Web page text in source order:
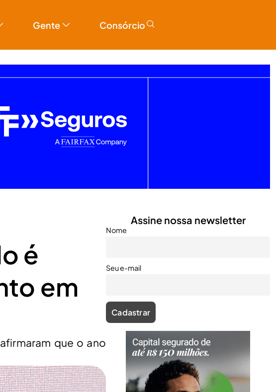
Gente Consórcio
é
em
que o ano
Assine nossa newsletter
Nome
Seu e-mail